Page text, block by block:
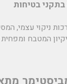
ניקוי עצמי,
המטבח